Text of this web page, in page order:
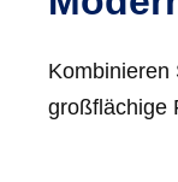
Kombinieren
großflächige